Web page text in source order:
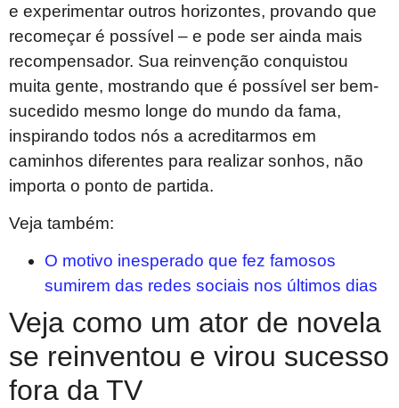
e experimentar outros horizontes, provando que
recomeçar é possível – e pode ser ainda mais
recompensador. Sua reinvenção conquistou
muita gente, mostrando que é possível ser bem-
sucedido mesmo longe do mundo da fama,
inspirando todos nós a acreditarmos em
caminhos diferentes para realizar sonhos, não
importa o ponto de partida.
Veja também:
O motivo inesperado que fez famosos
sumirem das redes sociais nos últimos dias
Veja como um ator de novela
se reinventou e virou sucesso
fora da TV